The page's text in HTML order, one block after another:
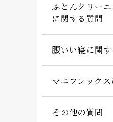
ふとんクリー
に関する質問
腰いい寝に関
マニフレック
その他の質問